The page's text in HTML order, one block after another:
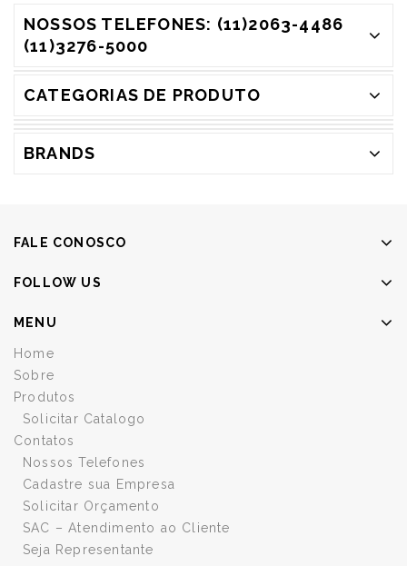
NOSSOS TELEFONES: (11)2063-4486
(11)3276-5000
CATEGORIAS DE PRODUTO
BRANDS
FALE CONOSCO
FOLLOW US
MENU
Home
Sobre
Produtos
Solicitar Catalogo
Contatos
Nossos Telefones
Cadastre sua Empresa
Solicitar Orçamento
SAC – Atendimento ao Cliente
Seja Representante